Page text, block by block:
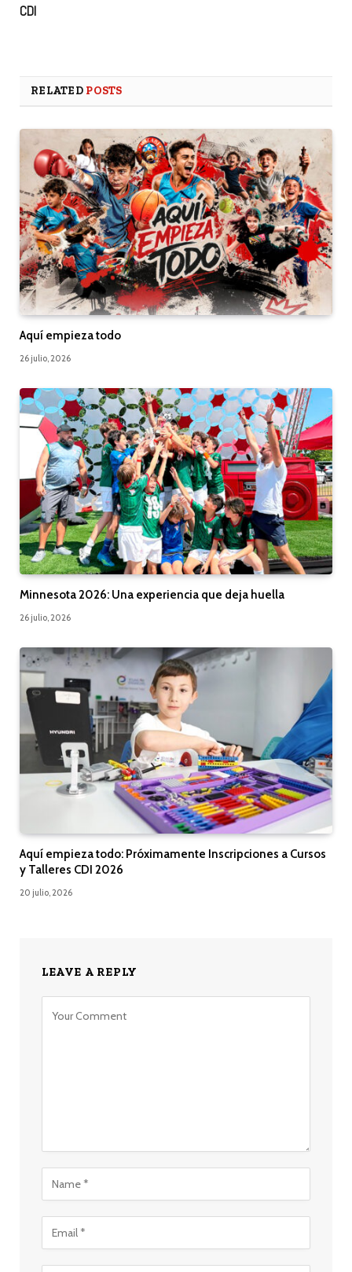
CDI
RELATED POSTS
Aquí empieza todo
26 julio, 2026
Minnesota 2026: Una experiencia que deja huella
26 julio, 2026
Aquí empieza todo: Próximamente Inscripciones a Cursos
y Talleres CDI 2026
20 julio, 2026
LEAVE A REPLY